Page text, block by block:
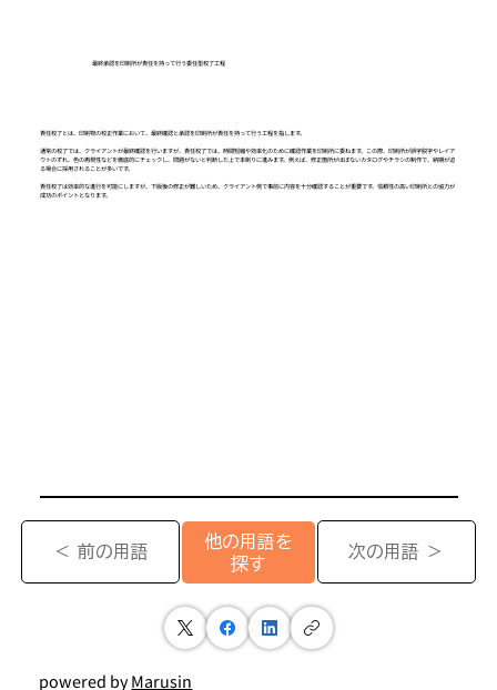
最終承認を印刷所が責任を持って行う委任型校了工程
責任校了とは、印刷物の校正作業において、最終確認と承認を印刷所が責任を持って行う工程を指します。
通常の校了では、クライアントが最終確認を行いますが、責任校了では、時間短縮や効率化のために確認作業を印刷所に委ねます。この際、印刷所が誤字脱字やレイア
ウトのずれ、色の再現性などを徹底的にチェックし、問題がないと判断した上で本刷りに進みます。例えば、修正箇所がほぼないカタログやチラシの制作で、納期が迫
る場合に採用されることが多いです。
責任校了は効率的な進行を可能にしますが、下版後の修正が難しいため、クライアント側で事前に内容を十分確認することが重要です。信頼性の高い印刷所との協力が
成功のポイントとなります。
＜ 前の用語
他の用語を
探す
次の用語 ＞
powered byMarusin